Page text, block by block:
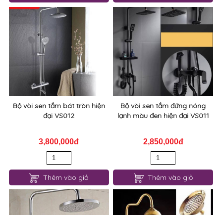
Bộ vòi sen tắm bát tròn hiện
đại VS012
3,800,000đ
Thêm vào giỏ
Bộ vòi sen tắm đứng nóng
lạnh màu đen hiện đại VS011
2,850,000đ
Thêm vào giỏ